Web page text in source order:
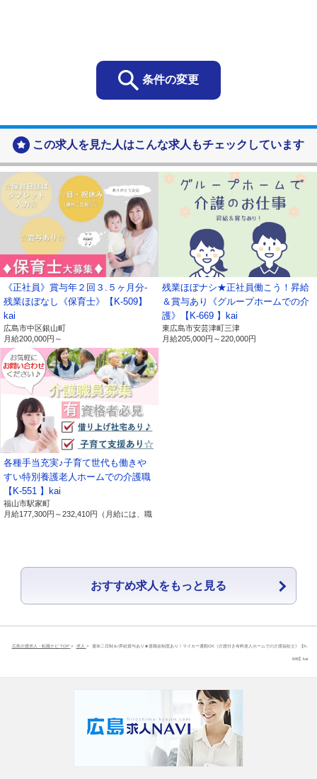
スの提供、お客様へのご連絡、関連するアフターサ
ービス、新商品や新たなサービスのご案内などに利
用します。
・当社の各事業に関するお問い合わせの方の個人情
報は、お問い合わせにお答えするために利用しま
す。
・ご要望いただいた資料の送付などに利用します。
採用応募者の個人情報
・採用選考及びそれに伴う連絡などに利用します
当社の従業者情報
・人事労務管理、業務管理、福利厚生、健康管理、
セキュリティ管理などに利用します。
ご提供いただいた個人番号情報
・法律で特定された「社会保険手続き」、「税務処
理」などに利用します。
以上
【保有個人データ及び第三者提供記
録に関する事項の周知について】
有限会社ライブワーク（以下、「当社」という。）で
は、保有個人データの開示等（利用目的の通知、開示、
内容の訂正、追加又は削除、利用の停止、消去及び第三
者への提供の停止）の請求及び第三者提供記録の開示に
関する請求について、以下の事項を周知致します。
代表者：磯部 順司
氏名：大近清隆
当社が直接取得したお客様の個人情報
・ お客様の個人情報は、当社の総合
人材サービス事業や保育事業及び地域
交流支援事業におけるサービスの提
供、お客様へのご連絡、関連するアフ
条件の変更
この求人を見た人はこんな求人もチェックしています
おすすめ求人をもっと見る
《正社員》賞与年２回３.５ヶ月分-
残業ほぼなし《保育士》【K-509】
kai
広島市中区銀山町
月給200,000円～
残業ほぼナシ★正社員働こう！昇給
＆賞与あり《グループホームでの介
護》【K-669 】kai
東広島市安芸津町三津
月給205,000円～220,000円
各種手当充実♪子育て世代も働きや
すい特別養護老人ホームでの介護職
【K-551 】kai
福山市駅家町
月給177,300円～232,410円
（月給には、職
広島介護求人・転職ナビ TOP 求人 週休二日制＆/昇給賞与あり★退職金制度あり！マイカー通勤OK《介護付き有料老人ホームでの介護福祉士》【K-
649】kai